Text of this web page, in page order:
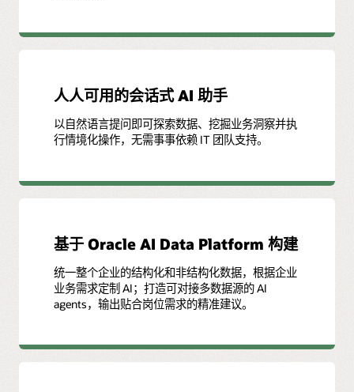
人人可用的会话式 AI 助手
以自然语言提问即可探索数据、挖掘业务洞察并执
行情境化操作，无需事事依赖 IT 团队支持。
基于 Oracle AI Data Platform 构建
统一整个企业的结构化和非结构化数据，根据企业
业务需求定制 AI；打造可对接多数据源的 AI
agents，输出贴合岗位需求的精准建议。